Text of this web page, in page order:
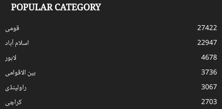
POPULAR CATEGORY
قومی
27422
اسلام آباد
22947
لاہور
4678
بین الاقوامی
3736
راولپنڈی
3067
کراچی
2703